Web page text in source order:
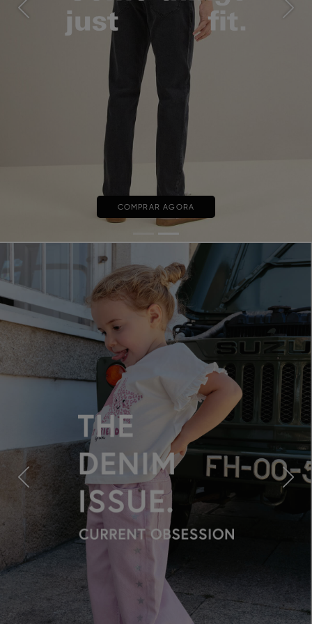
COMPRAR AGORA
Previous Next
Previous Next